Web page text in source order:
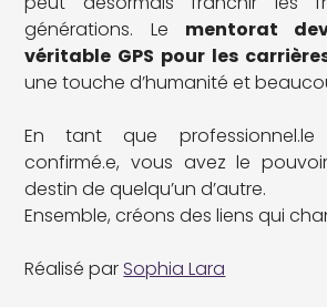
générations. Le mentorat
véritable GPS pour les
une touche d’humanité et
En tant que
confirmé.e, vous avez le
destin de quelqu’un d’autre.
Ensemble, créons des liens qui
Réalisé par Sophia Lara